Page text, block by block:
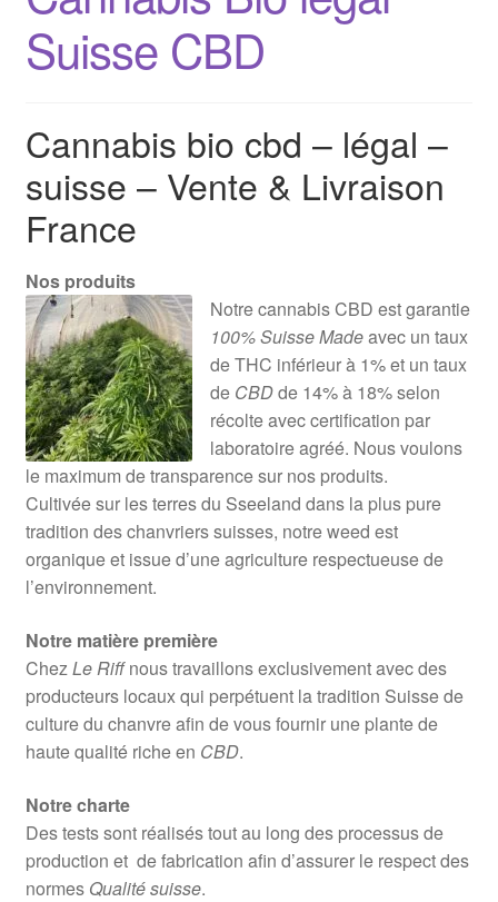
Suisse CBD
Cannabis bio cbd – légal –
suisse – Vente & Livraison
France
Nos produits
Notre cannabis CBD est garantie
100% Suisse Madeavec un taux
de THC inférieur à 1% et un taux
deCBDde 14% à 18% selon
récolte avec certification par
laboratoire agréé. Nous voulons
le maximum de transparence sur nos produits.
Cultivée sur les terres du Sseeland dans la plus pure
tradition des chanvriers suisses, notre weed est
organique et issue d’une agriculture respectueuse de
l’environnement.
Notre matière première
ChezLe Riffnous travaillons exclusivement avec des
producteurs locaux qui perpétuent la tradition Suisse de
culture du chanvre afin de vous fournir une plante de
haute qualité riche en CBD.
Notre charte
Des tests sont réalisés tout au long des processus de
production et de fabrication afin d’assurer le respect des
normes Qualité suisse.